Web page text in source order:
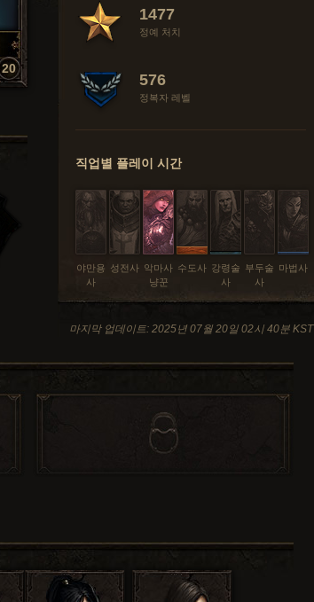
1477
정예 처치
576
정복자 레벨
직업별 플레이 시간
강령술
사
마법사
부두술
사
성전사 수도사
악마사
냥꾼
야만용
사
마지막 업데이트: 2025년 07월 20일 02시 40분 KST
20